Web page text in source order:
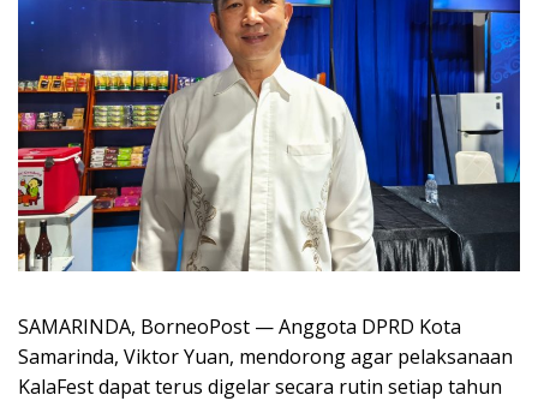
SAMARINDA, BorneoPost — Anggota DPRD Kota
Samarinda, Viktor Yuan, mendorong agar pelaksanaan
KalaFest dapat terus digelar secara rutin setiap tahun